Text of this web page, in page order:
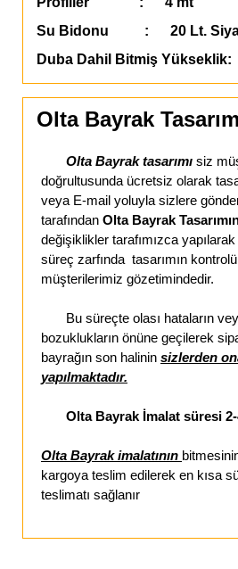
Su Bidonu : 20 Lt.
Duba Dahil Bitmiş
Olta Bayrak
Olta Bayrak tasarımı siz
doğrultusunda ücretsiz olarak
veya E-mail yoluyla sizlere
tarafından Olta Bayrak
değişiklikler tarafımızca
süreç zarfında tasarımın
müşterilerimiz gözetimindedir.
Bu süreçte olası hataların
bozuklukların önüne geçilerek
bayrağın son halinin sizlerden
yapılmaktadır.
Olta Bayrak İmalat süresi
Olta Bayrak imalatının
kargoya teslim edilerek en kısa
teslimatı sağlanır